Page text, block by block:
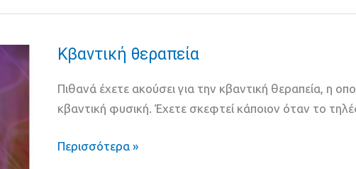
Κβαντική θεραπεία
Πιθανά έχετε ακούσει για την κβαντική θεραπεία, η
κβαντική φυσική. Έχετε σκεφτεί κάποιον όταν το
Κβαντική
Περισσότερα »